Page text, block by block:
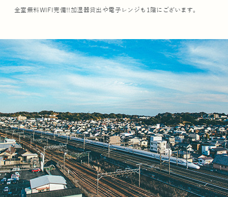
全室無料WIFI完備!!加湿器貸出や電子レンジも1階にございます。